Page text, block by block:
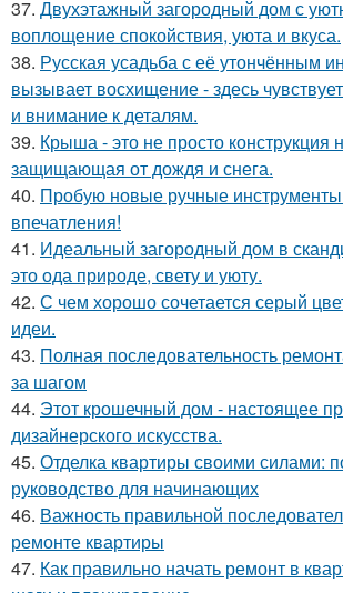
37. Двухэтажный загородный дом с
воплощение спокойствия, уюта и вкуса.
38. Русская усадьба с её утончённым
вызывает восхищение - здесь
и внимание к деталям.
39. Крыша - это не просто конструкция
защищающая от дождя и снега.
40. Пробую новые ручные
впечатления!
41. Идеальный загородный дом в
это ода природе, свету и уюту.
42. С чем хорошо сочетается серый
идеи.
43. Полная последовательность
за шагом
44. Этот крошечный дом - настоящее
дизайнерского искусства.
45. Отделка квартиры своими силами:
руководство для начинающих
46. Важность правильной
ремонте квартиры
47. Как правильно начать ремонт в